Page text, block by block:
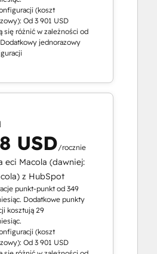
(koszt
Od 3 901 USD
się różnić w zależności od
jednorazowy
USD/rocznie
eci Macola (dawniej:
z HubSpot
punkt-punkt od 349
Dodatkowe punkty
kosztują 29
(koszt
Od 3 901 USD